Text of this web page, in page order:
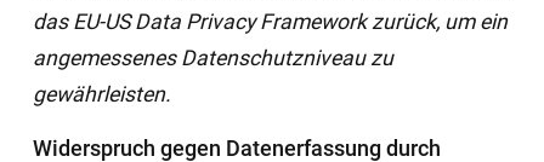
das EU-US Data Privacy Framework zurück, um ein
angemessenes Datenschutzniveau zu
gewährleisten.
Widerspruch gegen Datenerfassung durch